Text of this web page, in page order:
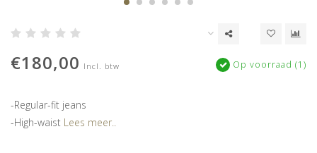
€180,00 Incl. btw Op voorraad (1)
-Regular-fit jeans
-High-waist Lees meer..